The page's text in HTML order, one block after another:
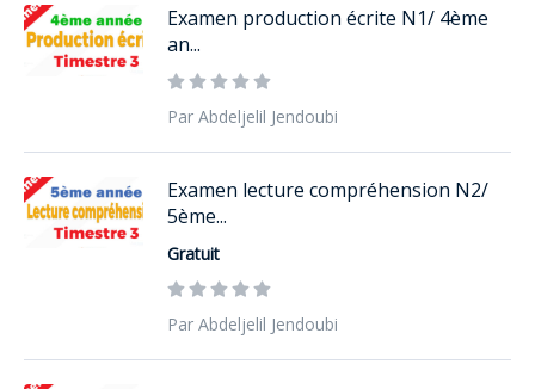
Examen production écrite N1/ 4ème
an...
Par Abdeljelil Jendoubi
Examen lecture compréhension N2/
5ème...
Gratuit
Par Abdeljelil Jendoubi